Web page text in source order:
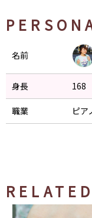
名前
身長 168
職業 ピア